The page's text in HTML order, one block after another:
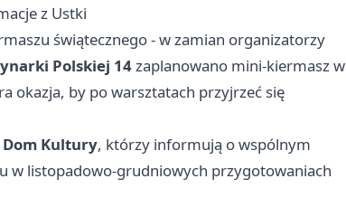
z Ustki
świątecznego - w zamian organizatorzy
Polskiej 14zaplanowano mini-kiermasz w
okazja, by po warsztatach przyjrzeć się
Dom Kultury, którzy informują o wspólnym
w listopadowo-grudniowych przygotowaniach